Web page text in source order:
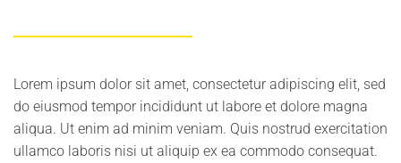
Lorem ipsum dolor sit amet, consectetur adipiscing elit, sed
do eiusmod tempor incididunt ut labore et dolore magna
aliqua. Ut enim ad minim veniam. Quis nostrud exercitation
ullamco laboris nisi ut aliquip ex ea commodo consequat.